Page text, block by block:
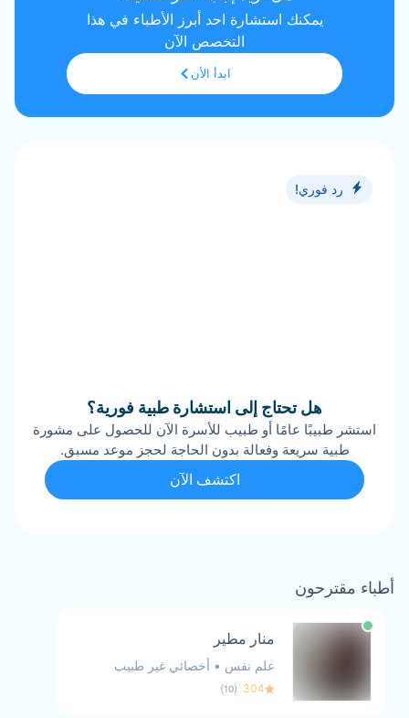
يمكنك استشارة احد أبرز الأطباء في هذا
التخصص الآن
ابدأ الأن
رد فوري!
هل تحتاج إلى استشارة طبية فورية؟
استشر طبيبًا عامًا أو طبيب للأسرة الآن للحصول على مشورة
طبية سريعة وفعالة بدون الحاجة لحجز موعد مسبق.
اكتشف الآن
أطباء مقترحون
منار مطير
علم نفس • أخصائي غير طبيب
304
(
10
)